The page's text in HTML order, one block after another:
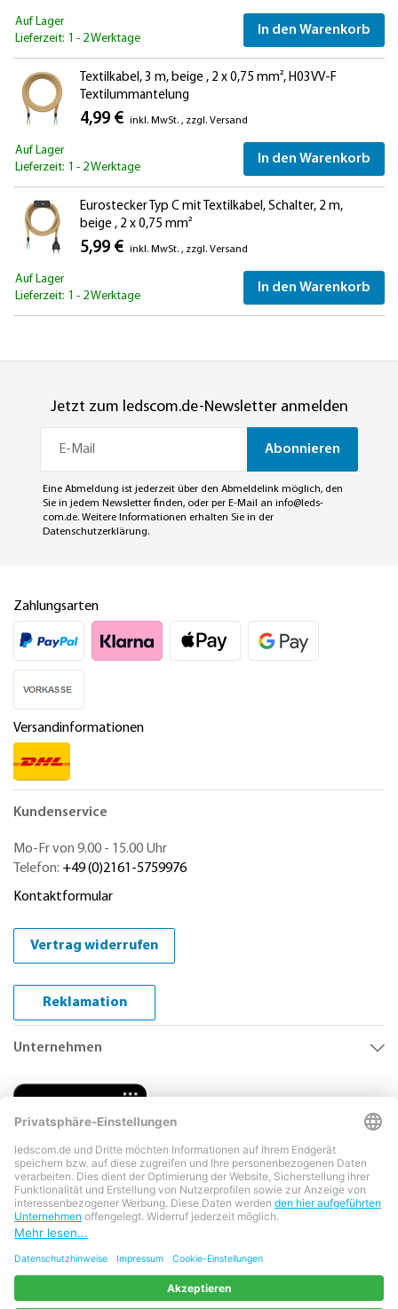
Auf Lager
Lieferzeit: 1 - 2 Werktage
In den Warenkorb
Textilkabel, 3 m, beige , 2 x 0,75 mm², H03VV-F
Textilummantelung
4,99 € inkl. MwSt. , zzgl. Versand
Auf Lager
Lieferzeit: 1 - 2 Werktage
In den Warenkorb
Eurostecker Typ C mit Textilkabel, Schalter, 2 m,
beige , 2 x 0,75 mm²
5,99 € inkl. MwSt. , zzgl. Versand
Auf Lager
Lieferzeit: 1 - 2 Werktage
In den Warenkorb
Jetzt zum ledscom.de-Newsletter anmelden
Abonnieren
Eine Abmeldung ist jederzeit über den Abmeldelink möglich, den
Sie in jedem Newsletter finden, oder per E-Mail an info@leds-
com.de. Weitere Informationen erhalten Sie in der
Datenschutzerklärung.
Zahlungsarten
Versandinformationen
Kundenservice
Mo-Fr von 9.00 - 15.00 Uhr
Telefon: +49 (0)2161-5759976
Kontaktformular
Vertrag widerrufen
Reklamation
Unternehmen
Copyright © 2026 LEDs Com GmbH